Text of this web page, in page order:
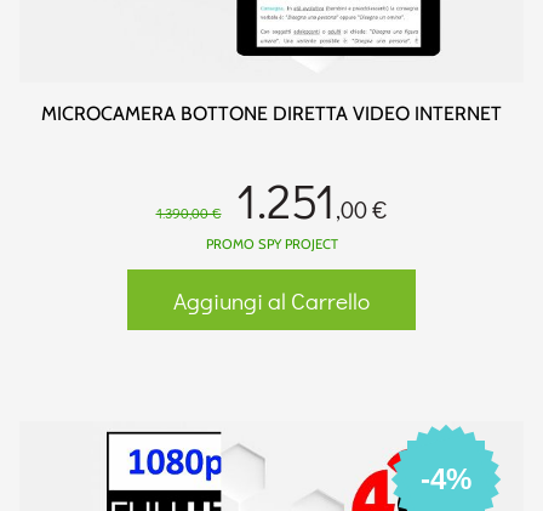
MICROCAMERA BOTTONE DIRETTA VIDEO INTERNET
1.390,00 € 1.251,00 €
PROMO SPY PROJECT
Aggiungi al Carrello
-4%